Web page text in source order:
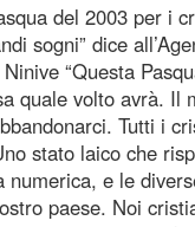
del 2003 per i
sogni” dice
“Questa
quale volto avrà. Il
Tutti i
stato laico che
numerica, e le
paese. Noi